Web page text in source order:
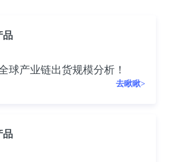
品
球产业链出货规模分析！
去瞅瞅>
品